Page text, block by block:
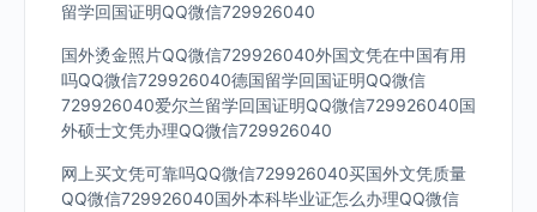
留学回国证明QQ微信729926040
国外烫金照片QQ微信729926040外国文凭在中国有用
吗QQ微信729926040德国留学回国证明QQ微信
729926040爱尔兰留学回国证明QQ微信729926040国
外硕士文凭办理QQ微信729926040
网上买文凭可靠吗QQ微信729926040买国外文凭质量
QQ微信729926040国外本科毕业证怎么办理QQ微信